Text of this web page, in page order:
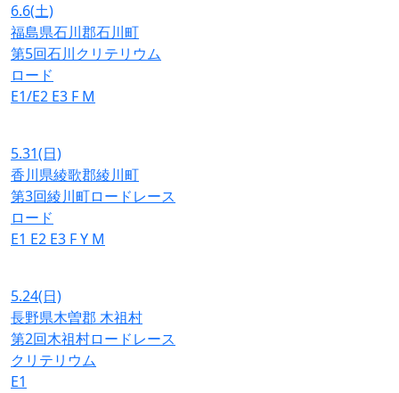
6.6(土)
福島県石川郡石川町
第5回石川クリテリウム
ロード
E1/E2 E3 F M
5.31(日)
香川県綾歌郡綾川町
第3回綾川町ロードレース
ロード
E1 E2 E3 FY M
5.24(日)
長野県木曽郡 木祖村
第2回木祖村ロードレース
クリテリウム
E1